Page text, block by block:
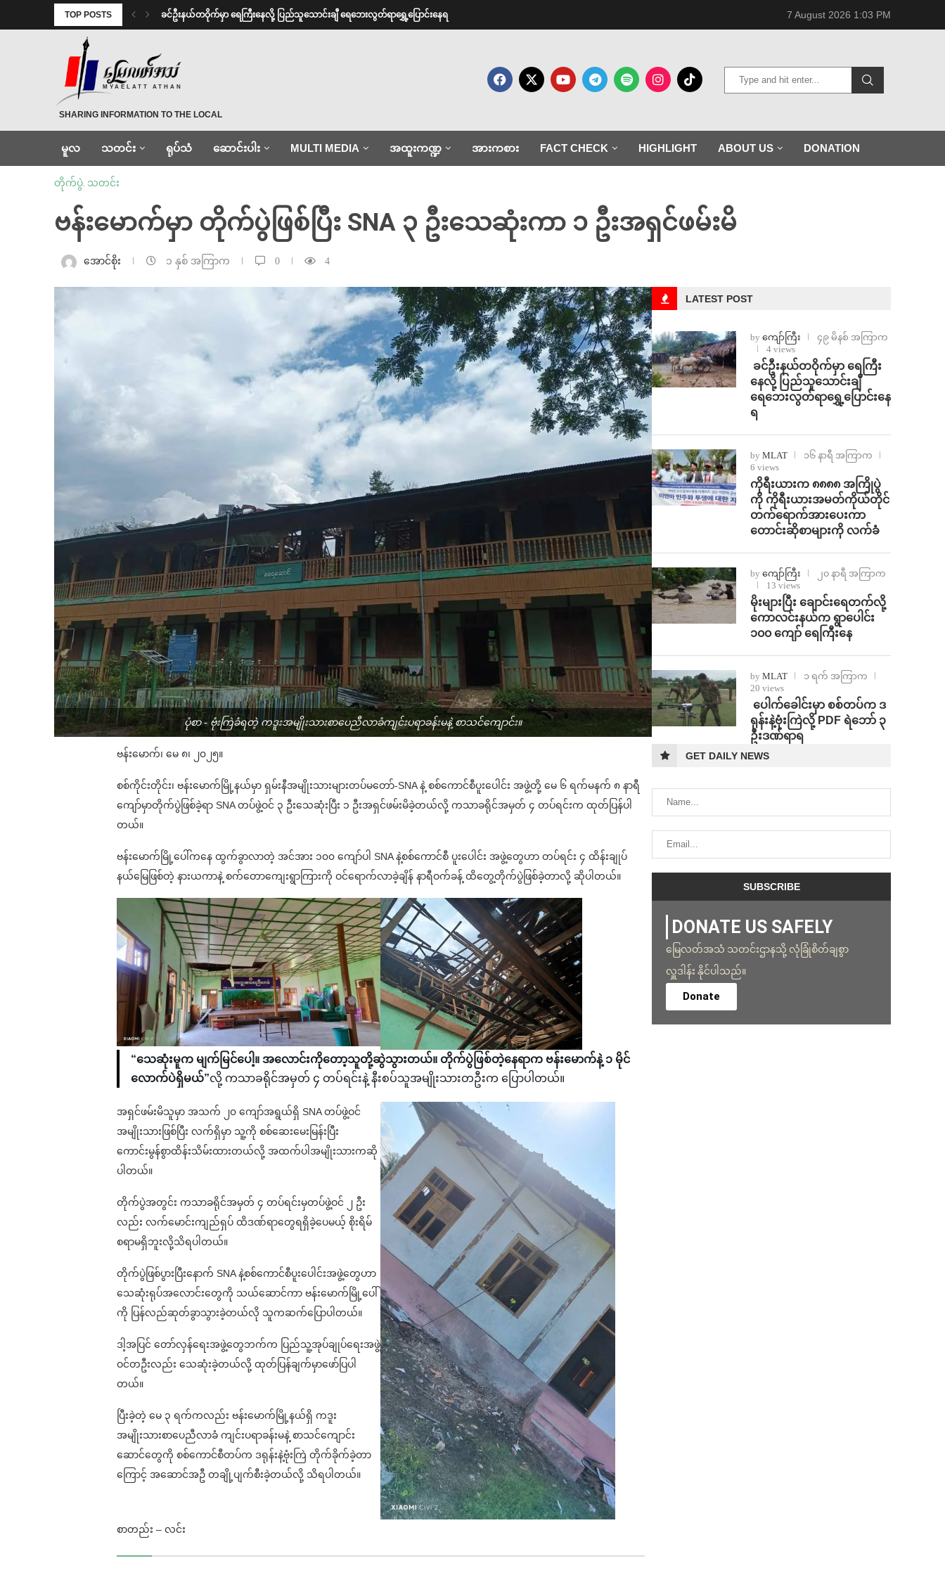
TOP POSTS ⁩ ⁨ခင်ဦးနယ်တဝိုက်မှာ ရေကြီးနေလို့ ပြည်သူသောင်းချီ ရေဘေးလွတ်ရာရွှေ့ပြောင်းနေရ 7 August 2026 1:03 PM
MYAELATT ATHAN
SHARING INFORMATION TO THE LOCAL
မူလ သတင်း ရုပ်သံ ဆောင်းပါး MULTI MEDIA အထူးကဏ္ဍ အားကစား FACT CHECK HIGHLIGHT ABOUT US DONATION
တိုက်ပွဲ, သတင်း
ဗန်းမောက်မှာ တိုက်ပွဲဖြစ်ပြီး SNA ၃ ဦးသေဆုံးကာ ၁ ဦးအရှင်ဖမ်းမိ
အောင်စိုး ၁ နှစ် အကြာက 0 4
ပုံစာ - ဗုံးကြဲခံရတဲ့ ကဒူးအမျိုးသားစာပေညီလာခံကျင်းပရာခန်းမနဲ့ စာသင်ကျောင်း။
ဗန်းမောက်၊ မေ ၈၊ ၂၀၂၅။
စစ်ကိုင်းတိုင်း၊ ဗန်းမောက်မြို့နယ်မှာ ရှမ်းနီအမျိုးသားများတပ်မတော်-SNA နဲ့ စစ်ကောင်စီပူးပေါင်း အဖွဲ့တို့ မေ ၆ ရက်မနက် ၈ နာရီ
ကျော်မှာတိုက်ပွဲဖြစ်ခဲ့ရာ SNA တပ်ဖွဲ့ဝင် ၃ ဦးသေဆုံးပြီး ၁ ဦးအရှင်ဖမ်းမိခဲ့တယ်လို့ ကသာခရိုင်အမှတ် ၄ တပ်ရင်းက ထုတ်ပြန်ပါ
တယ်။
ဗန်းမောက်မြို့ပေါ်ကနေ ထွက်ခွာလာတဲ့ အင်အား ၁၀၀ ကျော်ပါ SNA နဲ့စစ်ကောင်စီ ပူးပေါင်း အဖွဲ့တွေဟာ တပ်ရင်း ၄ ထိန်းချုပ်
နယ်မြေဖြစ်တဲ့ နားယကာနဲ့ စက်တောကျေးရွာကြားကို ဝင်ရောက်လာခဲ့ချိန် နာရီဝက်ခန့် ထိတွေ့တိုက်ပွဲဖြစ်ခဲ့တာလို့ ဆိုပါတယ်။
“သေဆုံးမူက မျက်မြင်ပေါ့။ အလောင်းကိုတော့သူတို့ဆွဲသွားတယ်။ တိုက်ပွဲဖြစ်တဲ့နေရာက ဗန်းမောက်နဲ့ ၁ မိုင်
လောက်ပဲရှိမယ်”လို့ ကသာခရိုင်အမှတ် ၄ တပ်ရင်းနဲ့ နီးစပ်သူအမျိုးသားတဦးက ပြောပါတယ်။
အရှင်ဖမ်းမိသူမှာ အသက် ၂၀ ကျော်အရွယ်ရှိ SNA တပ်ဖွဲ့ဝင်
အမျိုးသားဖြစ်ပြီး လက်ရှိမှာ သူ့ကို စစ်ဆေးမေးမြန်းပြီး
ကောင်းမွန်စွာထိန်းသိမ်းထားတယ်လို့ အထက်ပါအမျိုးသားကဆို
ပါတယ်။
တိုက်ပွဲအတွင်း ကသာခရိုင်အမှတ် ၄ တပ်ရင်းမှတပ်ဖွဲ့ဝင် ၂ ဦး
လည်း လက်မောင်းကျည်ရှပ် ထိဒဏ်ရာတွေရရှိခဲ့ပေမယ့် စိုးရိမ်
စရာမရှိဘူးလို့သိရပါတယ်။
တိုက်ပွဲဖြစ်ပွားပြီးနောက် SNA နဲ့စစ်ကောင်စီပူးပေါင်းအဖွဲ့တွေဟာ
သေဆုံးရုပ်အလောင်းတွေကို သယ်ဆောင်ကာ ဗန်းမောက်မြို့ပေါ်
ကို ပြန်လည်ဆုတ်ခွာသွားခဲ့တယ်လို သူကဆက်ပြောပါတယ်။
ဒါ့အပြင် တော်လှန်ရေးအဖွဲ့တွေဘက်က ပြည်သူ့အုပ်ချုပ်ရေးအဖွဲ့
ဝင်တဦးလည်း သေဆုံးခဲ့တယ်လို့ ထုတ်ပြန်ချက်မှာဖော်ပြပါ
တယ်။
ပြီးခဲ့တဲ့ မေ ၃ ရက်ကလည်း ဗန်းမောက်မြို့နယ်ရှိ ကဒူး
အမျိုးသားစာပေညီလာခံ ကျင်းပရာခန်းမနဲ့ စာသင်ကျောင်း
ဆောင်တွေကို စစ်ကောင်စီတပ်က ဒရုန်းနဲ့ဗုံးကြဲ တိုက်ခိုက်ခဲ့တာ
ကြောင့် အဆောင်အဦ တချို့ပျက်စီးခဲ့တယ်လို့ သိရပါတယ်။
စာတည်း – လင်း
LATEST POST
by ကျော်ကြီး
၄၉ မိနစ် အကြာက
4 views
⁩ ⁨ခင်ဦးနယ်တဝိုက်မှာ ရေကြီး
နေလို့ ပြည်သူသောင်းချီ
ရေဘေးလွတ်ရာရွှေ့ပြောင်းနေ
ရ
by MLAT
၁၆ နာရီ အကြာက
6 views
ကိုရီးယားက ၈၈၈၈ အကြိုပွဲ
ကို ကိုရီးယားအမတ်ကိုယ်တိုင်
တက်ရောက်အားပေးကာ
တောင်းဆိုစာများကို လက်ခံ
by ကျော်ကြီး
၂၀ နာရီ အကြာက
13 views
⁨မိုးများပြီး ချောင်းရေတက်လို့
ကောလင်းနယ်က ရွာပေါင်း
၁၀၀ ကျော် ရေကြီးနေ
by MLAT
၁ ရက် အကြာက
20 views
⁩ ⁨ပေါက်ခေါင်းမှာ စစ်တပ်က ဒ
ရုန်းနဲ့ဗုံးကြဲလို့ PDF ရဲဘော် ၃
ဦးဒဏ်ရာရ
GET DAILY NEWS
DONATE US SAFELY
မြေလတ်အသံ သတင်းဌာနသို့ လုံခြုံစိတ်ချစွာ
လှူဒါန်း နိုင်ပါသည်။
Donate